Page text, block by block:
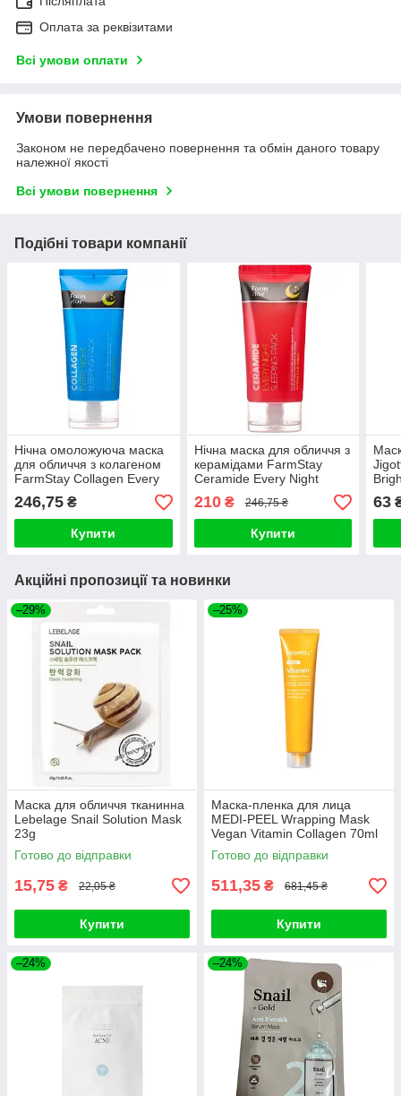
Оплата за реквізитами
Всі умови оплати
Умови повернення
Законом не передбачено повернення та обмін даного товару
належної якості
Всі умови повернення
Подібні товари компанії
Нічна омоложуюча маска
для обличчя з колагеном
FarmStay Collagen Every
Night Sleeping Pack 120ml
246,75 ₴
Купити
Нічна маска для обличчя з
керамідами FarmStay
Ceramide Every Night
Sleeping Pack 120 ml
210₴ 246,75 ₴
Купити
63
Акційні пропозиції та новинки
–29%
Маска для обличчя тканинна
Lebelage Snail Solution Mask
23g
Готово до відправки
15,75 ₴ 22,05 ₴
Купити
–25%
Маска-пленка для лица
MEDI-PEEL Wrapping Mask
Vegan Vitamin Collagen 70ml
Готово до відправки
511,35 ₴ 681,45 ₴
Купити
–24% –24%